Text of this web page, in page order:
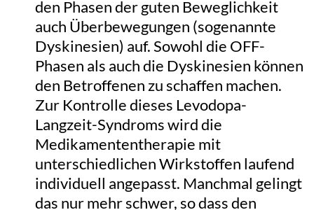
den Phasen der guten Beweglichkeit
auch Überbewegungen (sogenannte
Dyskinesien) auf. Sowohl die OFF-
Phasen als auch die Dyskinesien können
den Betroffenen zu schaffen machen.
Zur Kontrolle dieses Levodopa-
Langzeit-Syndroms wird die
Medikamententherapie mit
unterschiedlichen Wirkstoffen laufend
individuell angepasst. Manchmal gelingt
das nur mehr schwer, so dass den